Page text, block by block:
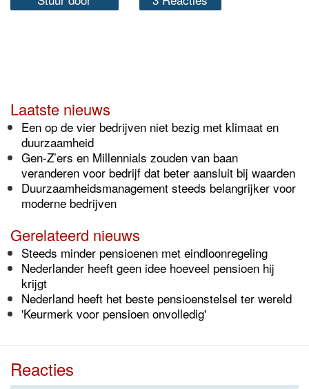
Laatste nieuws
Een op de vier bedrijven niet bezig met klimaat en
duurzaamheid
Gen-Z’ers en Millennials zouden van baan
veranderen voor bedrijf dat beter aansluit bij waarden
Duurzaamheidsmanagement steeds belangrijker voor
moderne bedrijven
Gerelateerd nieuws
Steeds minder pensioenen met eindloonregeling
Nederlander heeft geen idee hoeveel pensioen hij
krijgt
Nederland heeft het beste pensioenstelsel ter wereld
'Keurmerk voor pensioen onvolledig'
Reacties